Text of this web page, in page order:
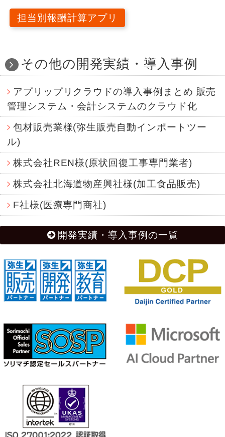
担当別報酬計算アプリ
その他の開発実績・導入事例
アプリップリクラウドの導入事例まとめ 販売
管理システム・会計システムのクラウド化
包材販売業様(弥生販売自動インポートツー
ル)
株式会社REN様(原状回復工事専門業者)
株式会社北海道物産興社様(加工食品販売)
F社様(医療専門商社)
開発実績・導入事例の一覧